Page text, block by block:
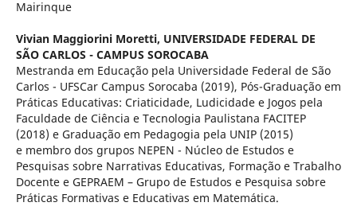
Mairinque
Vivian Maggiorini Moretti, UNIVERSIDADE FEDERAL DE
SÃO CARLOS - CAMPUS SOROCABA
Mestranda em Educação pela Universidade Federal de São
Carlos - UFSCar Campus Sorocaba (2019), Pós-Graduação em
Práticas Educativas: Criaticidade, Ludicidade e Jogos pela
Faculdade de Ciência e Tecnologia Paulistana FACITEP
(2018) e Graduação em Pedagogia pela UNIP (2015)
e membro dos grupos NEPEN - Núcleo de Estudos e
Pesquisas sobre Narrativas Educativas, Formação e Trabalho
Docente e GEPRAEM – Grupo de Estudos e Pesquisa sobre
Práticas Formativas e Educativas em Matemática.